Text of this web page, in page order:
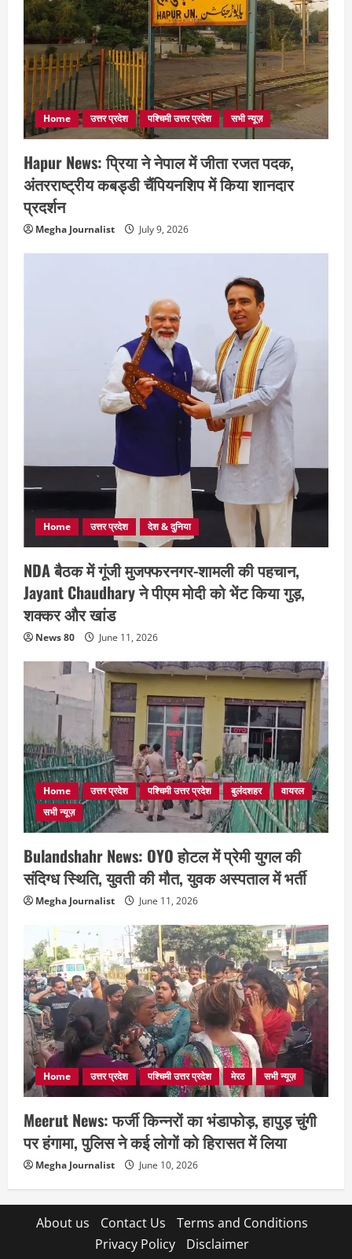
Home उत्तर प्रदेश पश्चिमी उत्तर प्रदेश सभी न्यूज़
Hapur News: प्रिया ने नेपाल में जीता रजत पदक,
अंतरराष्ट्रीय कबड्डी चैंपियनशिप में किया शानदार
प्रदर्शन
Megha Journalist July 9, 2026
Home उत्तर प्रदेश देश & दुनिया
NDA बैठक में गूंजी मुजफ्फरनगर-शामली की पहचान,
Jayant Chaudhary ने पीएम मोदी को भेंट किया गुड़,
शक्कर और खांड
News 80 June 11, 2026
Home उत्तर प्रदेश पश्चिमी उत्तर प्रदेश बुलंदशहर
वायरल
सभी न्यूज़
Bulandshahr News: OYO होटल में प्रेमी युगल की
संदिग्ध स्थिति, युवती की मौत, युवक अस्पताल में भर्ती
Megha Journalist June 11, 2026
Home उत्तर प्रदेश पश्चिमी उत्तर प्रदेश मेरठ सभी न्यूज़
Meerut News: फर्जी किन्नरों का भंडाफोड़, हापुड़ चुंगी
पर हंगामा, पुलिस ने कई लोगों को हिरासत में लिया
Megha Journalist June 10, 2026
About us Contact Us
Terms and Conditions
Privacy Policy
Disclaimer